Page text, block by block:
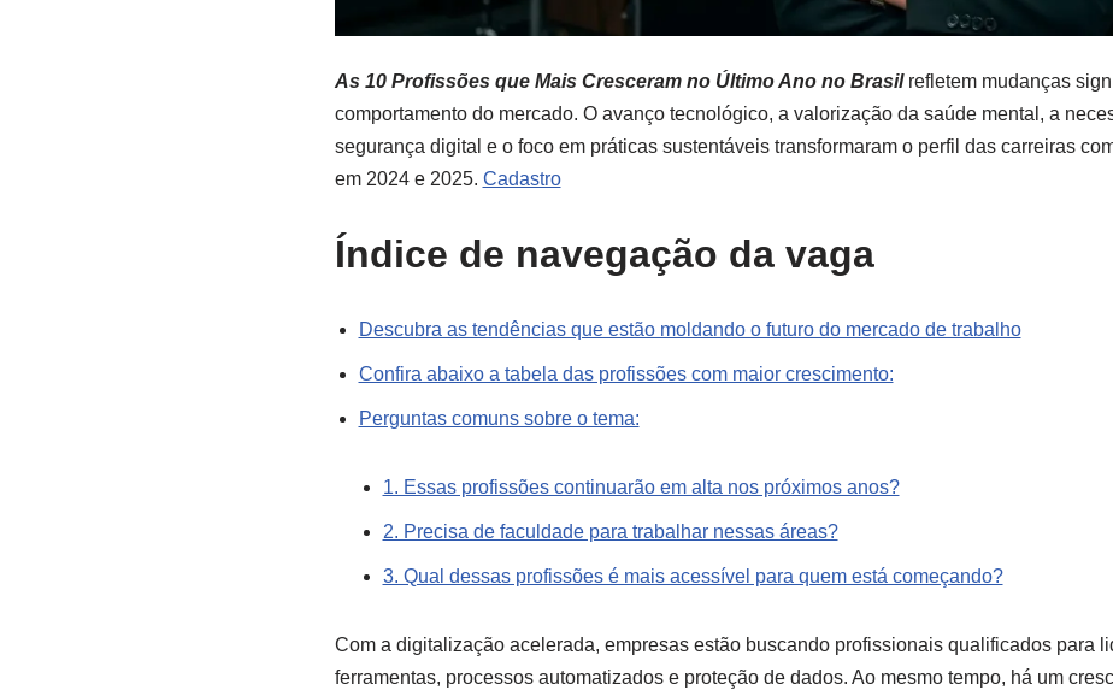
As 10 Profissões que Mais Cresceram no Último Ano no Brasilrefletem mudanças
comportamento do mercado. O avanço tecnológico, a valorização da saúde mental, a
segurança digital e o foco em práticas sustentáveis transformaram o perfil das carreiras
em 2024 e 2025. Cadastro
Índice de navegação da vaga
Descubra as tendências que estão moldando o futuro do mercado de trabalho
Confira abaixo a tabela das profissões com maior crescimento:
Perguntas comuns sobre o tema:
1. Essas profissões continuarão em alta nos próximos anos?
2. Precisa de faculdade para trabalhar nessas áreas?
3. Qual dessas profissões é mais acessível para quem está começando?
Com a digitalização acelerada, empresas estão buscando profissionais qualificados para
ferramentas, processos automatizados e proteção de dados. Ao mesmo tempo, há um